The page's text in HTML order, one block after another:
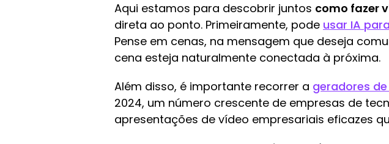
Aqui estamos para descobrir juntos como fazer
direta ao ponto. Primeiramente, pode usar IA
Pense em cenas, na mensagem que deseja
cena esteja naturalmente conectada à próxima.
Além disso, é importante recorrer a geradores
2024, um número crescente de empresas de
apresentações de vídeo empresariais eficazes